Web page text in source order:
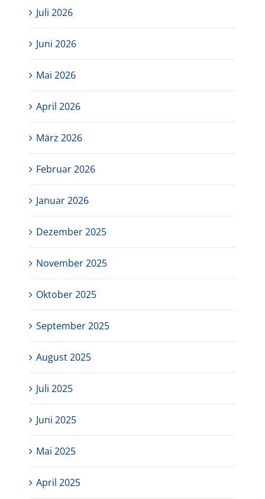
Juli 2026
Juni 2026
Mai 2026
April 2026
März 2026
Februar 2026
Januar 2026
Dezember 2025
November 2025
Oktober 2025
September 2025
August 2025
Juli 2025
Juni 2025
Mai 2025
April 2025